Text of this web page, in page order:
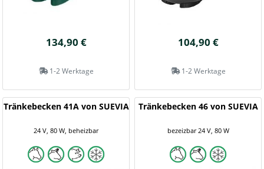
134,90 €
1-2 Werktage
104,90 €
1-2 Werktage
Tränkebecken 41A von SUEVIA
24 V, 80 W, beheizbar
Tränkebecken 46 von SUEVIA
bezeizbar 24 V, 80 W